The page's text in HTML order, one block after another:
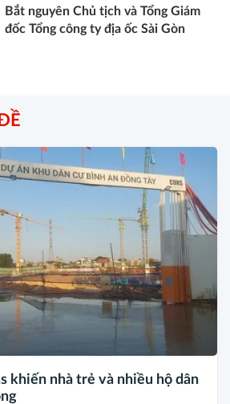
Bắt nguyên Chủ tịch và Tổng Giám
đốc Tổng công ty địa ốc Sài Gòn
khiến nhà trẻ và nhiều hộ dân